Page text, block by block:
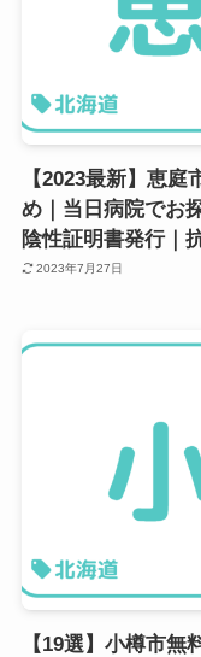
【2023最新】恵
め｜当日病院でお
陰性証明書発行｜
2023年7月27日
【19選】小樽市無